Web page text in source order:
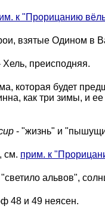
к "Прорицанию
взятые Одином в
Хель, преисподняя.
которая будет
как три зимы, и
- "жизнь" и
см. прим. к
альвов",
48 и 49 неясен.